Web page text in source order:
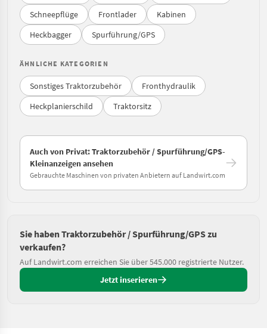
Schneepflüge
Frontlader
Kabinen
Heckbagger
Spurführung/GPS
ÄHNLICHE KATEGORIEN
Sonstiges Traktorzubehör
Fronthydraulik
Heckplanierschild
Traktorsitz
Auch von Privat: Traktorzubehör / Spurführung/GPS-
Kleinanzeigen ansehen
Gebrauchte Maschinen von privaten Anbietern auf Landwirt.com
Sie haben Traktorzubehör / Spurführung/GPS zu
verkaufen?
Auf Landwirt.com erreichen Sie über 545.000 registrierte Nutzer.
Jetzt inserieren